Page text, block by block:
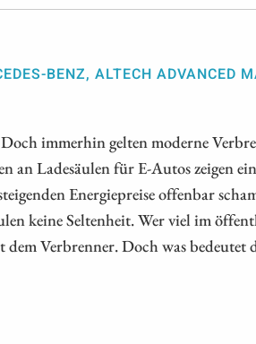
BENZ, ALTECH ADVANCED
immerhin gelten moderne
Ladesäulen für E-Autos zeigen
Energiepreise offenbar
keine Seltenheit. Wer viel im
Verbrenner. Doch was bedeutet